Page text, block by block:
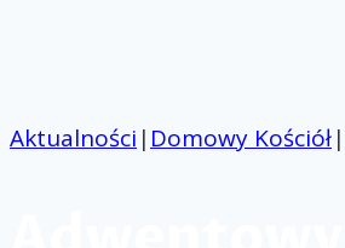
Aktualności | Domowy Kościół|